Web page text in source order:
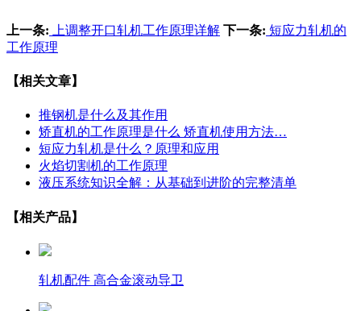
上一条: 上调整开口轧机工作原理详解 下一条: 短应力轧机的
工作原理
【相关文章】
推钢机是什么及其作用
矫直机的工作原理是什么 矫直机使用方法…
短应力轧机是什么？原理和应用
火焰切割机的工作原理
液压系统知识全解：从基础到进阶的完整清单
【相关产品】
轧机配件 高合金滚动导卫